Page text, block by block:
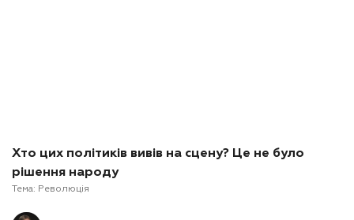
Хто цих політиків вивів на сцену? Це не було
рішення народу
Тема: Революція